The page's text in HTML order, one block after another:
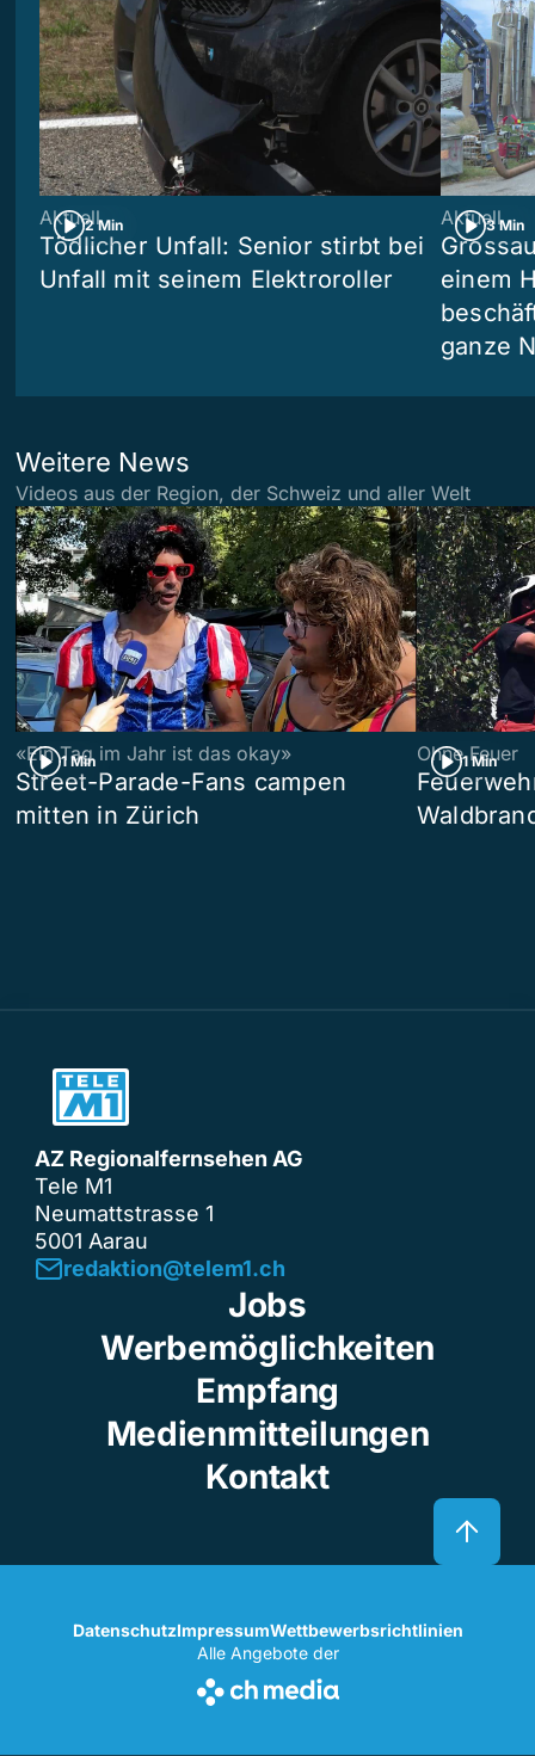
2 Min
Aktuell
Tödlicher Unfall: Senior stirbt bei
Unfall mit seinem Elektroroller
3 Min
Aktuell
einem
ganze
Weitere News
Videos aus der Region, der Schweiz und aller Welt
1 Min
«Ein Tag im Jahr ist das okay»
Street-Parade-Fans campen
mitten in Zürich
1 Min
Ohne Feuer
AZ Regionalfernsehen AG
Tele M1
Neumattstrasse 1
5001 Aarau
redaktion@telem1.ch
Jobs
Werbemöglichkeiten
Empfang
Medienmitteilungen
Kontakt
DatenschutzImpressumWettbewerbsrichtlinien
Alle Angebote der